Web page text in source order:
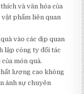
và văn hóa của
vật phẩm liên quan
vào các dịp quan
lập công ty đối tác
món quà.
lượng cao không
ánh sự chuyên